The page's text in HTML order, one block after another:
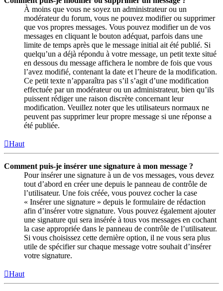
À moins que vous ne soyez un administrateur ou un
modérateur du forum, vous ne pouvez modifier ou supprimer
que vos propres messages. Vous pouvez modifier un de vos
messages en cliquant le bouton adéquat, parfois dans une
limite de temps après que le message initial ait été publié. Si
quelqu’un a déjà répondu à votre message, un petit texte situé
en dessous du message affichera le nombre de fois que vous
l’avez modifié, contenant la date et l’heure de la modification.
Ce petit texte n’apparaîtra pas s’il s’agit d’une modification
effectuée par un modérateur ou un administrateur, bien qu’ils
puissent rédiger une raison discrète concernant leur
modification. Veuillez noter que les utilisateurs normaux ne
peuvent pas supprimer leur propre message si une réponse a
été publiée.
Haut
Comment puis-je insérer une signature à mon message ?
Pour insérer une signature à un de vos messages, vous devez
tout d’abord en créer une depuis le panneau de contrôle de
l’utilisateur. Une fois créée, vous pouvez cocher la case
« Insérer une signature » depuis le formulaire de rédaction
afin d’insérer votre signature. Vous pouvez également ajouter
une signature qui sera insérée à tous vos messages en cochant
la case appropriée dans le panneau de contrôle de l’utilisateur.
Si vous choisissez cette dernière option, il ne vous sera plus
utile de spécifier sur chaque message votre souhait d’insérer
votre signature.
Haut